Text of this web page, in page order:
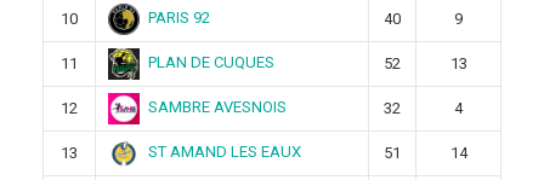
10 PARIS 92 40 9
11 PLAN DE CUQUES 52 13
12 SAMBRE AVESNOIS 32 4
13 ST AMAND LES EAUX 51 14